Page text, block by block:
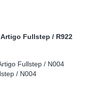
Artigo Fullstep / R922